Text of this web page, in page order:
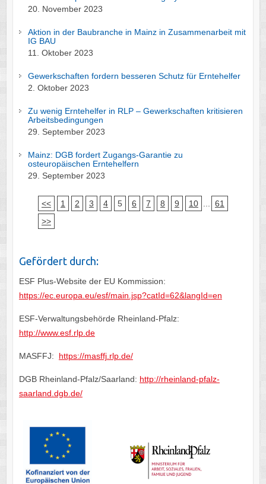
20. November 2023
Aktion in der Baubranche in Mainz in Zusammenarbeit mit
IG BAU
11. Oktober 2023
Gewerkschaften fordern besseren Schutz für Erntehelfer
2. Oktober 2023
Zu wenig Erntehelfer in RLP – Gewerkschaften kritisieren
Arbeitsbedingungen
29. September 2023
Mainz: DGB fordert Zugangs-Garantie zu
osteuropäischen Erntehelfern
29. September 2023
<< 1 2 3 4 5 6 7 8 9 10
61
>>
Gefördert durch:
ESF Plus-Website der EU Kommission:
https://ec.europa.eu/esf/main.jsp?catId=62&langId=en
ESF-Verwaltungsbehörde Rheinland-Pfalz:
http://www.esf.rlp.de
MASFFJ: https://masffj.rlp.de/
DGB Rheinland-Pfalz/Saarland: http://rheinland-pfalz-
saarland.dgb.de/